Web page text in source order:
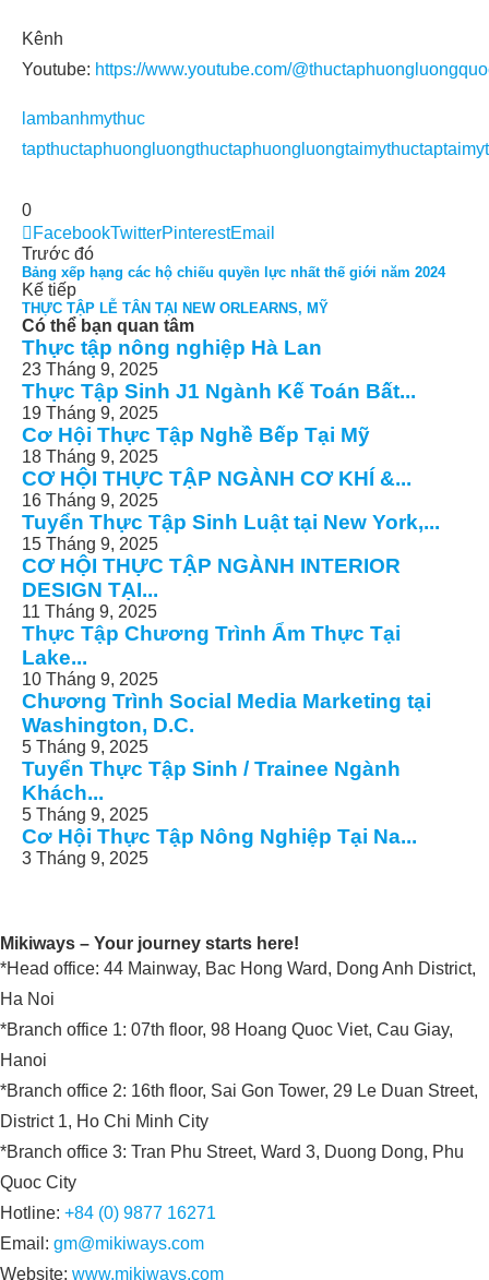
Kênh
Youtube: https://www.youtube.com/
lambanhmythuc
tapthuctaphuongluongthuctaphuongluongtaimythuctaptaimy
0
FacebookTwitterPinterestEmail
Trước đó
Bảng xếp hạng các hộ chiếu quyền lực nhất thế giới năm 2024
Kế tiếp
THỰC TẬP LỄ TÂN TẠI NEW ORLEARNS, MỸ
Có thể bạn quan tâm
Thực tập nông nghiệp Hà Lan
23 Tháng 9, 2025
Thực Tập Sinh J1 Ngành Kế Toán Bất...
19 Tháng 9, 2025
Cơ Hội Thực Tập Nghề Bếp Tại Mỹ
18 Tháng 9, 2025
CƠ HỘI THỰC TẬP NGÀNH CƠ KHÍ &...
16 Tháng 9, 2025
Tuyển Thực Tập Sinh Luật tại New York,...
15 Tháng 9, 2025
CƠ HỘI THỰC TẬP NGÀNH INTERIOR
DESIGN TẠI...
11 Tháng 9, 2025
Thực Tập Chương Trình Ẩm Thực Tại
Lake...
10 Tháng 9, 2025
Chương Trình Social Media Marketing tại
Washington, D.C.
5 Tháng 9, 2025
Tuyển Thực Tập Sinh / Trainee Ngành
Khách...
5 Tháng 9, 2025
Cơ Hội Thực Tập Nông Nghiệp Tại Na...
3 Tháng 9, 2025
Mikiways – Your journey starts here!
*Head office: 44 Mainway, Bac Hong Ward, Dong Anh District,
Ha Noi
*Branch office 1: 07th floor, 98 Hoang Quoc Viet, Cau Giay,
Hanoi
*Branch office 2: 16th floor, Sai Gon Tower, 29 Le Duan Street,
District 1, Ho Chi Minh City
*Branch office 3: Tran Phu Street, Ward 3, Duong Dong, Phu
Quoc City
Hotline: +84 (0) 9877 16271
Email: gm@mikiways.com
Website: www.mikiways.com